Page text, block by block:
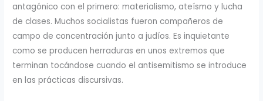
antagónico con el primero: materialismo, ateísmo y lucha
de clases. Muchos socialistas fueron compañeros de
campo de concentración junto a judíos. Es inquietante
como se producen herraduras en unos extremos que
terminan tocándose cuando el antisemitismo se introduce
en las prácticas discursivas.